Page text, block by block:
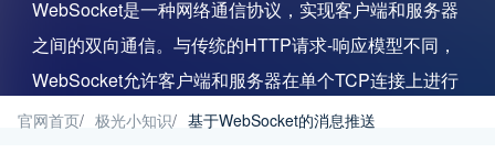
WebSocket是一种网络通信协议，实现客户端和服务器
之间的双向通信。与传统的HTTP请求-响应模型不同，
WebSocket允许客户端和服务器在单个TCP连接上进行
全双工通信，即同时发送和接收数据。
官网首页/ 极光小知识/ 基于WebSocket的消息推送